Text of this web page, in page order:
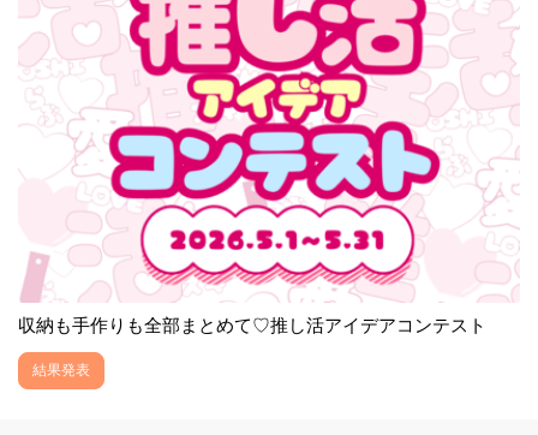
収納も手作りも全部まとめて♡推し活アイデアコンテスト
結果発表